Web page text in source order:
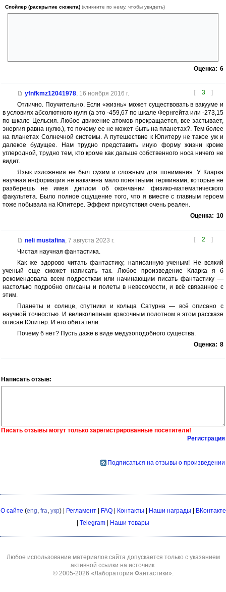
Спойлер (раскрытие сюжета) (кликните по нему, чтобы увидеть)
Оценка: 6
[ 3 ]
yfnfkmz12041978, 16 ноября 2016 г.
Отлично. Поучительно. Если «жизнь» может существовать в вакууме и
в условиях абсолютного нуля (а это -459,67 по шкале Фернгейта или -273,15
по шкале Цельсия. Любое движение атомов прекращается, все застывает,
энергия равна нулю.), то почему ее не может быть на планетах?. Тем более
на планетах Солнечной системы. А путешествие к Юпитеру не такое уж и
далекое будущее. Нам трудно представить иную форму жизни кроме
углеродной, трудно тем, кто кроме как дальше собственного носа ничего не
видит.
Язык изложения не был сухим и сложным для понимания. У Кларка
научная информация не накачена мало понятными терминами, которые не
разберешь не имея диплом об окончании физико-математического
факультета. Было полное ощущение того, что я вместе с главным героем
тоже побывала на Юпитере. Эффект присутствия очень реален.
Оценка: 10
[ 2 ]
neli mustafina, 7 августа 2023 г.
Чистая научная фантастика.
Как же здорово читать фантастику, написанную ученым! Не всякий
ученый еще сможет написать так. Любое произведение Кларка я б
рекомендовала всем подросткам или начинающим писать фантастику —
настолько подробно описаны и полеты в невесомости, и всё связанное с
этим.
Планеты и солнце, спутники и кольца Сатурна — всё описано с
научной точностью. И великолепным красочным полотном в этом рассказе
описан Юпитер. И его обитатели.
Почему б нет? Пусть даже в виде медузоподобного существа.
Оценка: 8
Написать отзыв:
Писать отзывы могут только зарегистрированные посетители!
Регистрация
Подписаться на отзывы о произведении
О сайте (eng, fra, укр) | Регламент| FAQ| Контакты Наши награды
ВКонтакте
Telegram Наши товары
Любое использование материалов сайта допускается только с указанием
активной ссылки на источник.
© 2005-2026 «Лаборатория Фантастики».